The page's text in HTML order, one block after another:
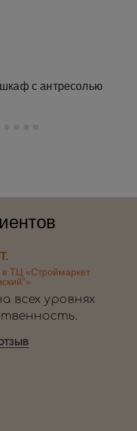
с антресолью
ТЦ «Строймаркет
всех уровнях